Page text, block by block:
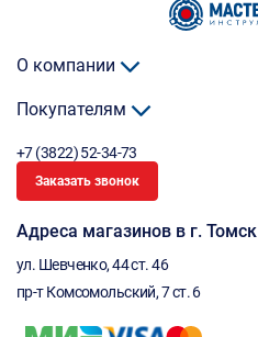
О компании
Покупателям
+7 (3822) 52-34-73
Заказать звонок
Адреса магазинов в г. Томск
ул. Шевченко, 44 ст. 46
пр-т Комсомольский, 7 ст. 6